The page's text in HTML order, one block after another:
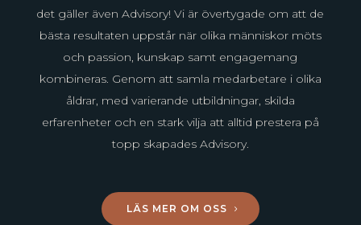
det gäller även Advisory! Vi är övertygade om att de
bästa resultaten uppstår när olika människor möts
och passion, kunskap samt engagemang
kombineras. Genom att samla medarbetare i olika
åldrar, med varierande utbildningar, skilda
erfarenheter och en stark vilja att alltid prestera på
topp skapades Advisory.
LÄS MER OM OSS